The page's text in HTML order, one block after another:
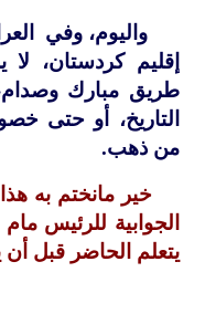
واليوم، وفي
إقليم كردستان،
طريق مبارك وصدام،
التاريخ، أو حتى
من ذهب.
خير مانختم به
الجوابية للرئيس
يتعلم الحاضر قبل أن